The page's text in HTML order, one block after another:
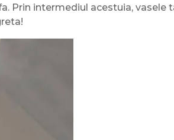
Prin intermediul acestuia, vasele